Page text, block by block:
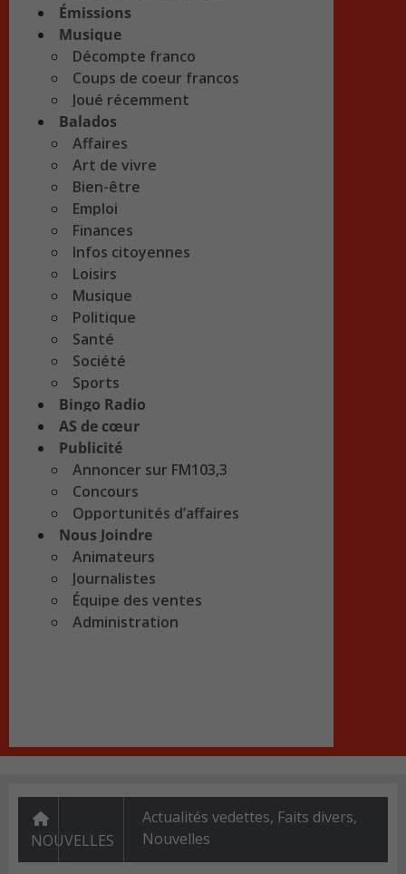
Émissions
Musique
Décompte franco
Coups de coeur francos
Joué récemment
Balados
Affaires
Art de vivre
Bien-être
Emploi
Finances
Infos citoyennes
Loisirs
Musique
Politique
Santé
Société
Sports
Bingo Radio
AS de cœur
Publicité
Annoncer sur FM103,3
Concours
Opportunités d’affaires
Nous Joindre
Animateurs
Journalistes
Équipe des ventes
Administration
NOUVELLES
Actualités vedettes, Faits divers,
Nouvelles